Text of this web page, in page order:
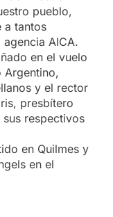
pueblo,
a tantos
AICA.
en el vuelo
Argentino,
y el rector
presbítero
respectivos
en Quilmes y
en el